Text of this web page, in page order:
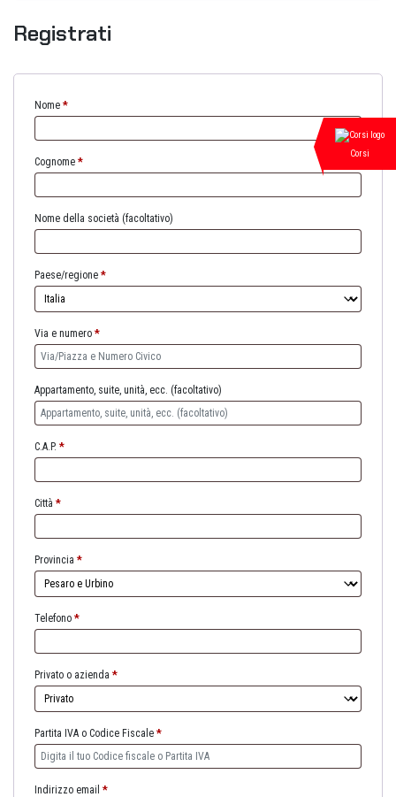
Registrati
Nome *
Cognome *
Nome della società (facoltativo)
Paese/regione *
Via e numero *
Appartamento, suite, unità, ecc. (facoltativo)
C.A.P. *
Città *
Provincia *
Telefono *
Privato o azienda *
Partita IVA o Codice Fiscale *
Indirizzo email *
Corsi